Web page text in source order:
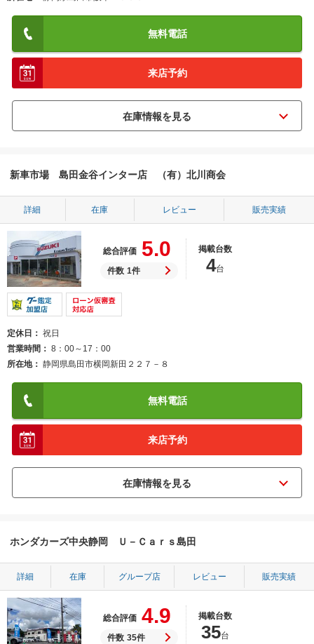
無料電話
来店予約
新車市場 島田金谷インター店 （有）北川商会
詳細 在庫 レビュー 販売実績
総合評価 5.0
件数 1件
掲載台数
4台
定休日
祝日
営業時間
8：00～17：00
所在地
静岡県島田市横岡新田２２７－８
無料電話
来店予約
ホンダカーズ中央静岡 Ｕ－Ｃａｒｓ島田
詳細 在庫 グループ店 レビュー 販売実績
総合評価 4.9
件数 35件
掲載台数
35台